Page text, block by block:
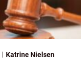
Katrine Nielsen